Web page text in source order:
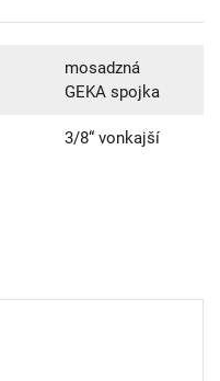
mosadzná
GEKA spojka
3/8“ vonkajší